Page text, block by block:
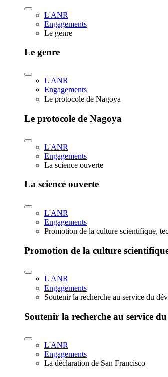
L'ANR
Engagements
Le genre
Le genre
L'ANR
Engagements
Le protocole de Nagoya
Le protocole de Nagoya
L'ANR
Engagements
La science ouverte
La science ouverte
L'ANR
Engagements
Promotion de la culture scientifique,
Promotion de la culture
L'ANR
Engagements
Soutenir la recherche au service du
Soutenir la recherche au service
L'ANR
Engagements
La déclaration de San Francisco